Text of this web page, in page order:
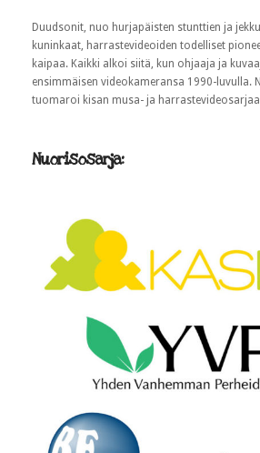
Duudsonit, nuo hurjapäisten stunttien ja
kuninkaat, harrastevideoiden todelliset
kaipaa. Kaikki alkoi siitä, kun ohjaaja ja
ensimmäisen videokameransa 1990-luvulla.
tuomaroi kisan musa- ja
Nuorisosarja: